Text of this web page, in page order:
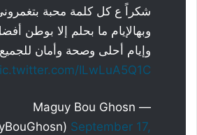
شكراً ع كل كلمة محبة
وبهالإيام ما بحلم إلا بوطن
وإيام أحلى وصحة وأمان
ILwLuA5Q1C
— Maguy Bou Ghosn
September 17,